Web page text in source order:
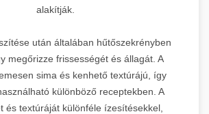
alakítják.
után általában hűtőszekrényben
megőrizze frissességét és állagát. A
sima és kenhető textúrájú, így
különböző receptekben. A
és textúráját különféle ízesítésekkel,